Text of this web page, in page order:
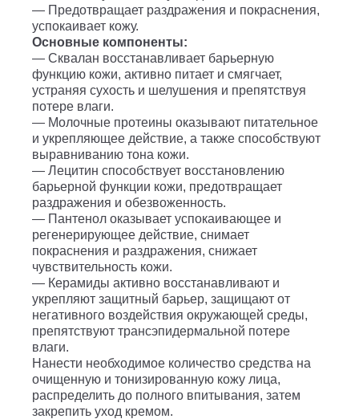
— Предотвращает раздражения и покраснения,
успокаивает кожу.
Основные компоненты:
— Сквалан восстанавливает барьерную
функцию кожи, активно питает и смягчает,
устраняя сухость и шелушения и препятствуя
потере влаги.
— Молочные протеины оказывают питательное
и укрепляющее действие, а также способствуют
выравниванию тона кожи.
— Лецитин способствует восстановлению
барьерной функции кожи, предотвращает
раздражения и обезвоженность.
— Пантенол оказывает успокаивающее и
регенерирующее действие, снимает
покраснения и раздражения, снижает
чувствительность кожи.
— Керамиды активно восстанавливают и
укрепляют защитный барьер, защищают от
негативного воздействия окружающей среды,
препятствуют трансэпидермальной потере
влаги.
Нанести необходимое количество средства на
очищенную и тонизированную кожу лица,
распределить до полного впитывания, затем
закрепить уход кремом.